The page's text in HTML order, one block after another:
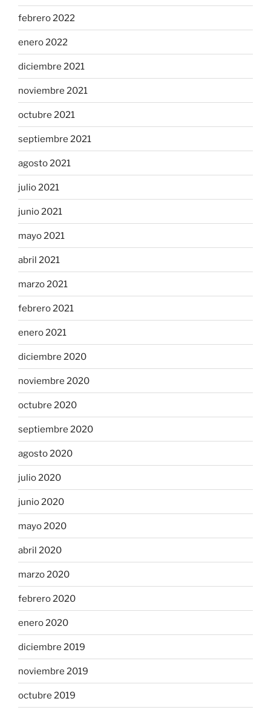
febrero 2022
enero 2022
diciembre 2021
noviembre 2021
octubre 2021
septiembre 2021
agosto 2021
julio 2021
junio 2021
mayo 2021
abril 2021
marzo 2021
febrero 2021
enero 2021
diciembre 2020
noviembre 2020
octubre 2020
septiembre 2020
agosto 2020
julio 2020
junio 2020
mayo 2020
abril 2020
marzo 2020
febrero 2020
enero 2020
diciembre 2019
noviembre 2019
octubre 2019